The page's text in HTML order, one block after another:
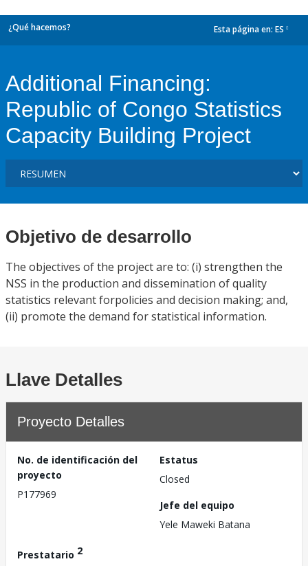
¿Qué hacemos? Esta página en: ES
Additional Financing:
Republic of Congo Statistics
Capacity Building Project
Objetivo de desarrollo
The objectives of the project are to: (i) strengthen the
NSS in the production and dissemination of quality
statistics relevant forpolicies and decision making; and,
(ii) promote the demand for statistical information.
Llave Detalles
Proyecto Detalles
No. de identificación del
proyecto
P177969
Estatus
Closed
Jefe del equipo
Yele Maweki Batana
Prestatario 2